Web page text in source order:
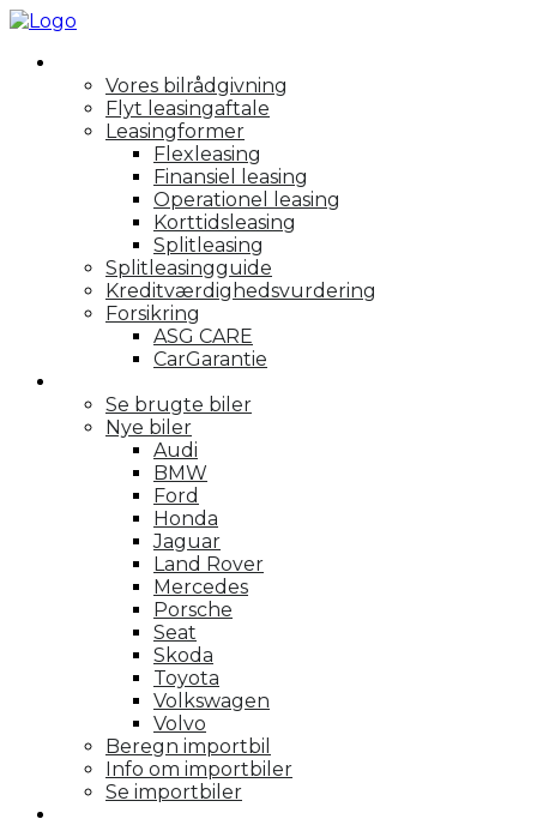
Vores bilrådgivning
Flyt leasingaftale
Leasingformer
Flexleasing
Finansiel leasing
Operationel leasing
Korttidsleasing
Splitleasing
Splitleasingguide
Kreditværdighedsvurdering
Forsikring
ASG CARE
CarGarantie
Se brugte biler
Nye biler
Audi
BMW
Ford
Honda
Jaguar
Land Rover
Mercedes
Porsche
Seat
Skoda
Toyota
Volkswagen
Volvo
Beregn importbil
Info om importbiler
Se importbiler